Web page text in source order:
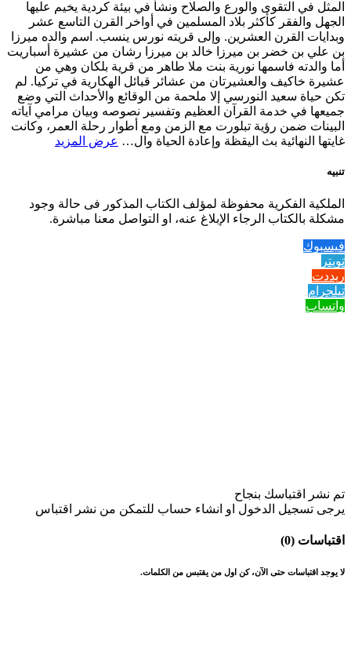
المثل في التقوى والورع والصلاح ونشأ في بيئة كردية يخيم عليها
الجهل والفقر كأكثر بلاد المسلمين في أواخر القرن التاسع عشر
وبدايات القرن العشرين. وإلى قريته نورس ينسب. اسم والده ميرزا
بن علي بن خضر بن ميرزا خالد بن ميرزا رشان من عشيرة أسباريت
أما والدته فاسمها نورية بنت ملا طاهر من قرية بلكان وهي من
عشيرة خاكيف والعشيرتان من عشائر قبائل الهكارية في تركيا. لم
تكن حياة سعيد النورسي إلا ملحمة من الوقائع والأحداث التي وضع
جميعها في خدمة القرآن العظيم وتفسير نصوصه وبيان مرامي آياته
البينات ضمن رؤية تبلورت مع الزمن ومع أطوار رحلة العمر، وكانت
غايتها النهائية بث اليقظة وإعادة الحياة وال… عرض المزيد
تنبيه
الملكية الفكرية محفوظة لمؤلف الكتاب المذكور فى حالة وجود
مشكلة بالكتاب الرجاء الإبلاغ عنه، او التواصل معنا مباشرة.
فيسبوك
تويتر
ريددت
تيلجرام
واتساب
تم نشر اقتباسك بنجاح
يرجى تسجيل الدخول او انشاء حساب للتمكن من نشر اقتباس
اقتباسات (0)
لا يوجد اقتباسات حتى الآن، كن اول من يقتبس من الكلمات.